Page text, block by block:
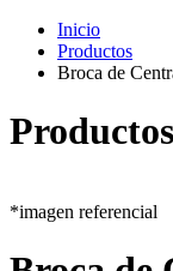
Inicio
Productos
Broca de
Productos
*imagen referencial